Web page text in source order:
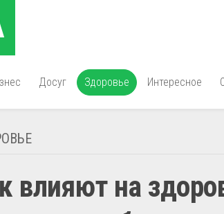
Досуг Здоровье Интересное
влияют на